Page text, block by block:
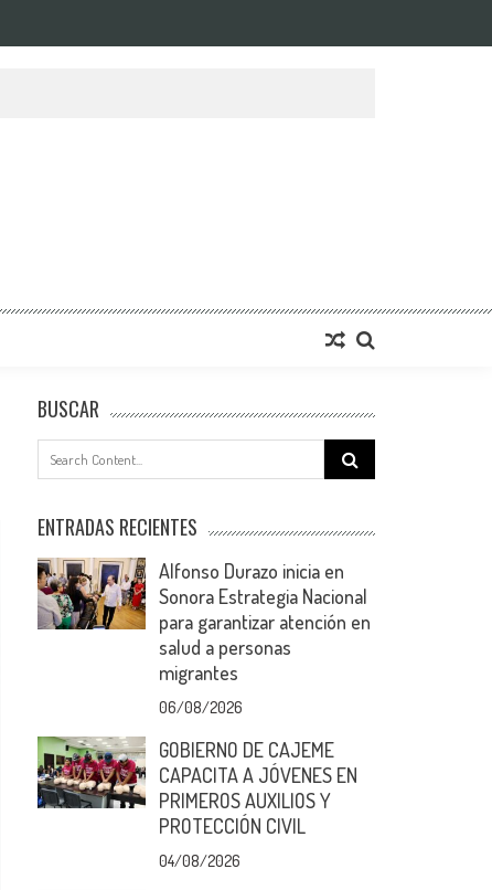
BUSCAR
Search
for:
ENTRADAS RECIENTES
Alfonso Durazo inicia en
Sonora Estrategia Nacional
para garantizar atención en
salud a personas
migrantes
06/08/2026
GOBIERNO DE CAJEME
CAPACITA A JÓVENES EN
PRIMEROS AUXILIOS Y
PROTECCIÓN CIVIL
04/08/2026